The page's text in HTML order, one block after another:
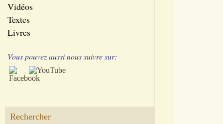
Vidéos
Textes
Livres
Vous pouvez aussi nous suivre sur:
Rechercher